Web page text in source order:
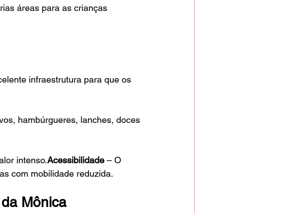
áreas para as crianças
infraestrutura para que os
hambúrgueres, lanches, doces
intenso.Acessibilidade – O
com mobilidade reduzida.
Mônica